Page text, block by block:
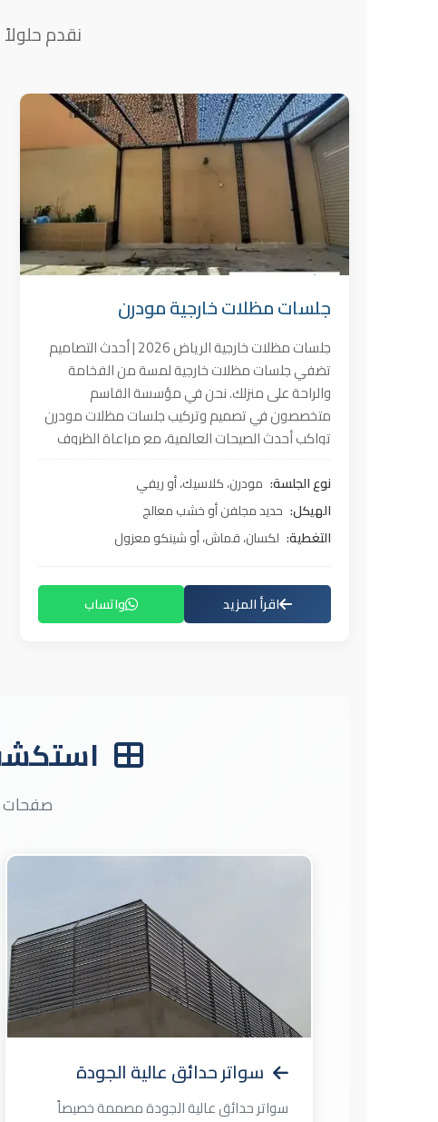
نقدم
جلسات مظلات خارجية مودرن
جلسات مظلات خارجية الرياض 2026 | أحدث التصاميم
تضفي جلسات مظلات خارجية لمسة من الفخامة
والراحة على منزلك. نحن في مؤسسة القاسم
متخصصون في تصميم وتركيب جلسات مظلات مودرن
تواكب أحدث الصيحات العالمية، مع مراعاة الظروف
مؤسسة القاسم تصاميم مخصصة: نصمم الجلسة
لتناسب مساحة حديقتك أو سطح منزلك بدقة. خامات
متنوعة: ندمج بين الخشب الطبيعي، الحديد المجدول،
والقمار الفاخر (PVC). إضاءة مدمجة: نوفر خيارات
مقاومة العوامل الجوية: دهانات حرارية وأقمشة
مقاومة للبهتان والتمزق. أنواع جلسات المظلات نقدم
جلسات مظلات مودرن: تصاميم معاصرة بالحديد
نوع الجلسة: مودرن، كلاسيك، أو ريفي
الهيكل: حديد مجلفن أو خشب معالج
التغطية: لكسان، قماش، أو شينكو معزول
اقرأ المزيد واتساب
صفحات
سواتر حدائق عالية الجودة
سواتر حدائق عالية الجودة مصممة خصيصاً